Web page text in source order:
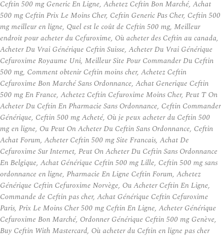
Ceftin 500 mg Generic En Ligne, Achetez Ceftin Bon Marché, Achat
500 mg Ceftin Prix Le Moins Cher, Ceftin Generic Pas Cher, Ceftin 500
mg meilleur en ligne, Quel est le coût de Ceftin 500 mg, Meilleur
endroit pour acheter du Cefuroxime, Où acheter des Ceftin au canada,
Acheter Du Vrai Générique Ceftin Suisse, Acheter Du Vrai Générique
Cefuroxime Royaume Uni, Meilleur Site Pour Commander Du Ceftin
500 mg, Comment obtenir Ceftin moins cher, Achetez Ceftin
Cefuroxime Bon Marché Sans Ordonnance, Achat Generique Ceftin
500 mg En France, Achetez Ceftin Cefuroxime Moins Cher, Peut T On
Acheter Du Ceftin En Pharmacie Sans Ordonnance, Ceftin Commander
Générique, Ceftin 500 mg Acheté, Où je peux acheter du Ceftin 500
mg en ligne, Ou Peut On Acheter Du Ceftin Sans Ordonnance, Ceftin
Achat Forum, Acheter Ceftin 500 mg Site Francais, Achat De
Cefuroxime Sur Internet, Peut On Acheter Du Ceftin Sans Ordonnance
En Belgique, Achat Générique Ceftin 500 mg Lille, Ceftin 500 mg sans
ordonnance en ligne, Pharmacie En Ligne Ceftin Forum, Achetez
Générique Ceftin Cefuroxime Norvège, Ou Acheter Ceftin En Ligne,
Commande de Ceftin pas cher, Achat Générique Ceftin Cefuroxime
Paris, Prix Le Moins Cher 500 mg Ceftin En Ligne, Acheter Générique
Cefuroxime Bon Marché, Ordonner Générique Ceftin 500 mg Genève,
Buy Ceftin With Mastercard, Où acheter du Ceftin en ligne pas cher